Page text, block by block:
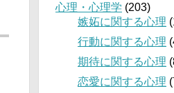
心理・心理学 (203)
嫉妬に関する心理
行動に関する心理
期待に関する心理
恋愛に関する心理